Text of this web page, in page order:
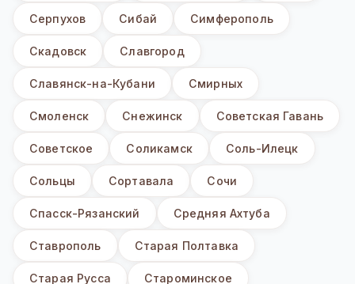
Серпухов Сибай Симферополь
Скадовск Славгород
Славянск-на-Кубани Смирных
Смоленск Снежинск Советская Гавань
Советское Соликамск Соль-Илецк
Сольцы Сортавала Сочи
Спасск-Рязанский Средняя Ахтуба
Ставрополь Старая Полтавка
Старая Русса Староминское